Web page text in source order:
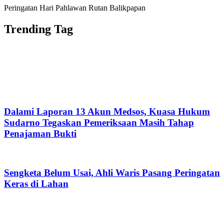
Peringatan Hari Pahlawan Rutan Balikpapan
Trending Tag
Dalami Laporan 13 Akun Medsos, Kuasa Hukum
Sudarno Tegaskan Pemeriksaan Masih Tahap
Penajaman Bukti
Sengketa Belum Usai, Ahli Waris Pasang Peringatan
Keras di Lahan